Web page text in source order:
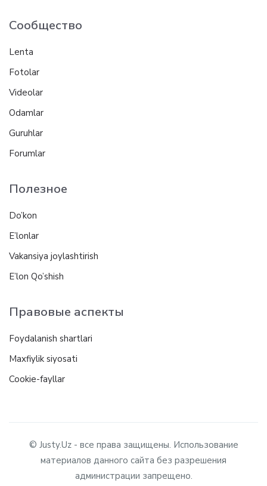
Сообщество
Lenta
Fotolar
Videolar
Odamlar
Guruhlar
Forumlar
Полезное
Do’kon
E’lonlar
Vakansiya joylashtirish
E’lon Qo’shish
Правовые аспекты
Foydalanish shartlari
Maxfiylik siyosati
Cookie-fayllar
© Justy.Uz - все права защищены. Использование
материалов данного сайта без разрешения
администрации запрещено.